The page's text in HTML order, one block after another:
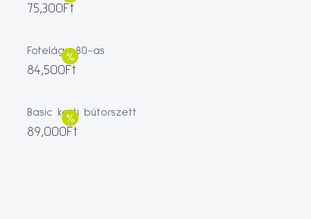
75,300Ft
Fotelágy 80-as
84,500Ft
Basic kerti bútorszett
89,000Ft